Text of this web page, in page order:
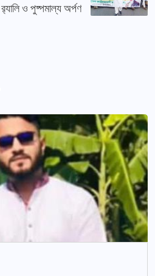
র‍্যালি ও পুষ্পমাল্য অর্পণ